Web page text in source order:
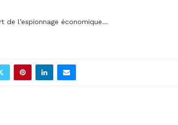
de l’espionnage économique...